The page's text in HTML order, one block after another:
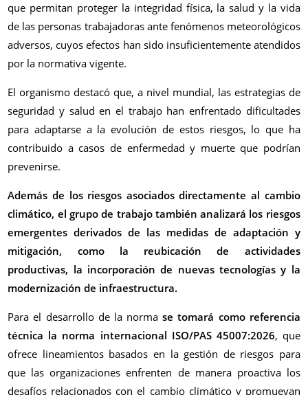
que permitan proteger la integridad física, la salud y la vida
de las personas trabajadoras ante fenómenos meteorológicos
adversos, cuyos efectos han sido insuficientemente atendidos
por la normativa vigente.
El organismo destacó que, a nivel mundial, las estrategias de
seguridad y salud en el trabajo han enfrentado dificultades
para adaptarse a la evolución de estos riesgos, lo que ha
contribuido a casos de enfermedad y muerte que podrían
prevenirse.
Además de los riesgos asociados directamente al cambio
climático, el grupo de trabajo también analizará los riesgos
emergentes derivados de las medidas de adaptación y
mitigación, como la reubicación de actividades
productivas, la incorporación de nuevas tecnologías y la
modernización de infraestructura.
Para el desarrollo de la normase tomará como referencia
técnica la norma internacional ISO/PAS 45007:2026, que
ofrece lineamientos basados en la gestión de riesgos para
que las organizaciones enfrenten de manera proactiva los
desafíos relacionados con el cambio climático y promuevan